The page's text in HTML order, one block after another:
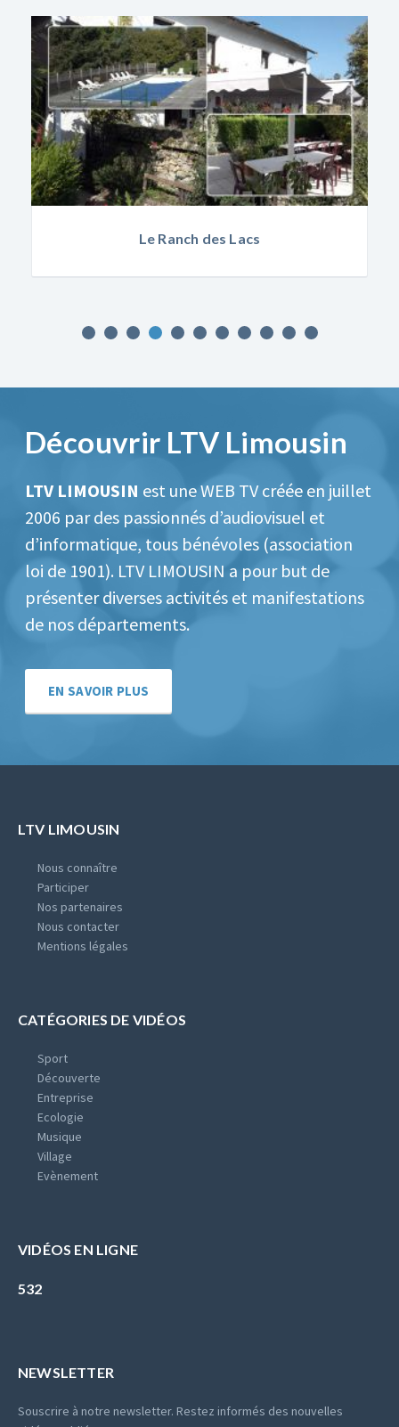
Credit Agricole C O
Découvrir LTV Limousin
LTV LIMOUSIN est une WEB TV créée en juillet
2006 par des passionnés d’audiovisuel et
d’informatique, tous bénévoles (association
loi de 1901). LTV LIMOUSIN a pour but de
présenter diverses activités et manifestations
de nos départements.
EN SAVOIR PLUS
LTV LIMOUSIN
Nous connaître
Participer
Nos partenaires
Nous contacter
Mentions légales
CATÉGORIES DE VIDÉOS
Sport
Découverte
Entreprise
Ecologie
Musique
Village
Evènement
VIDÉOS EN LIGNE
532
NEWSLETTER
Souscrire à notre newsletter. Restez informés des nouvelles